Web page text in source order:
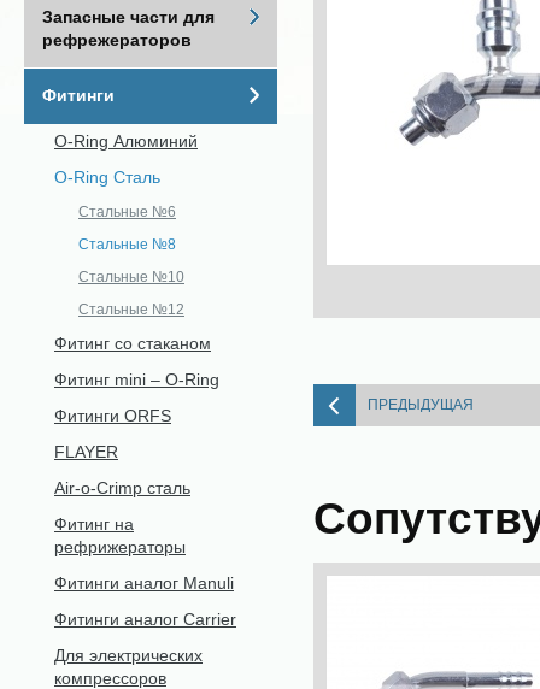
ПРЕДЫДУЩАЯ
Запасные части для
рефрежераторов
Фитинги
O-Ring Алюминий
O-Ring Сталь
Стальные №6
Стальные №8
Стальные №10
Стальные №12
Фитинг со стаканом
Фитинг mini – O-Ring
Фитинги ORFS
FLAYER
Air-o-Crimp сталь
Фитинг на
рефрижераторы
Фитинги аналог Manuli
Фитинги аналог Carrier
Для электрических
компрессоров